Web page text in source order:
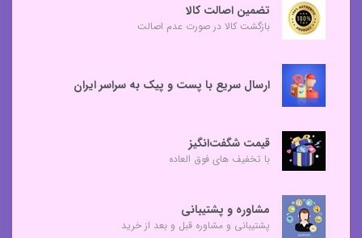
تضمین اصالت کالا
بازگشت کالا در صورت عدم اصالت
ارسال سریع با پست و پیک به سراسر ایران
قیمت شگفت‌انگیز
با تخفیف های فوق العاده
مشاوره و پشتیبانی
پشتیبانی و مشاوره قبل و بعد از خرید